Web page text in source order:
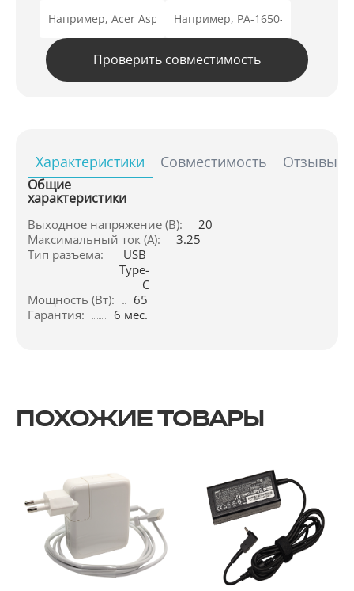
Проверить совместимость
Характеристики Совместимость Отзывы
Общие
характеристики
Выходное напряжение (В):
20
Максимальный ток (А):
3.25
Тип разъема:
USB
Type-
C
Мощность (Вт):
65
Гарантия:
6 мес.
ПОХОЖИЕ ТОВАРЫ